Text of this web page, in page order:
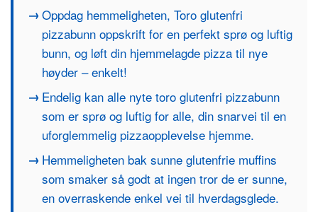
Oppdag hemmeligheten, Toro glutenfri
pizzabunn oppskrift for en perfekt sprø og luftig
bunn, og løft din hjemmelagde pizza til nye
høyder – enkelt!
Endelig kan alle nyte toro glutenfri pizzabunn
som er sprø og luftig for alle, din snarvei til en
uforglemmelig pizzaopplevelse hjemme.
Hemmeligheten bak sunne glutenfrie muffins
som smaker så godt at ingen tror de er sunne,
en overraskende enkel vei til hverdagsglede.